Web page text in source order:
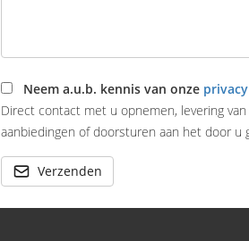
Neem a.u.b. kennis van onze
Direct contact met u opnemen, levering
aanbiedingen of doorsturen aan het door u
Verzenden